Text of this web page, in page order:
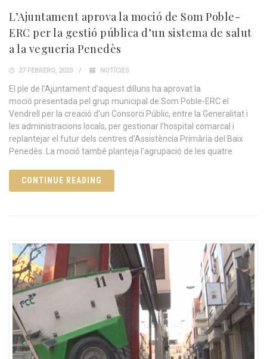
L’Ajuntament aprova la moció de Som Poble-
ERC per la gestió pública d’un sistema de salut
a la vegueria Penedès
27 FEBRERO, 2023 NOTÍCIES
El ple de l’Ajuntament d’aquest dilluns ha aprovat la
moció presentada pel grup municipal de Som Poble-ERC el
Vendrell per la creació d’un Consorci Públic, entre la Generalitat i
les administracions locals, per gestionar l’hospital comarcal i
replantejar el futur dels centres d’Assistència Primària del Baix
Penedès. La moció també planteja l’agrupació de les quatre
CONTINUE READING